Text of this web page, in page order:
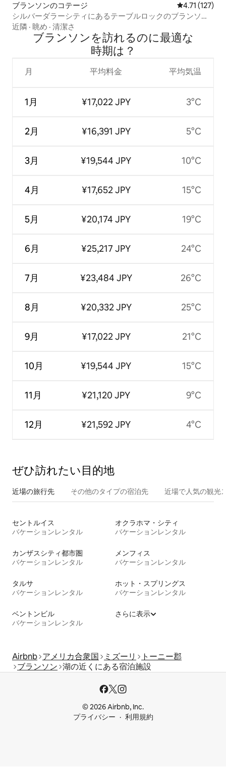
ブランソンのコテージ レビュー127
4.71 (127)
シルバーダラーシティにあるテーブルロックのブランソ
ン・キャビン
近隣 · 眺め · 清潔さ
ブランソンを訪⁠れ⁠るの⁠に最⁠適⁠な
時⁠期⁠は⁠？
月
1月
2月
3月
4月
5月
6月
7月
8月
9月
10月
11月
12月
平均料金
¥17,022 JPY
¥16,391 JPY
¥19,544 JPY
¥17,652 JPY
¥20,174 JPY
¥25,217 JPY
¥23,484 JPY
¥20,332 JPY
¥17,022 JPY
¥19,544 JPY
¥21,120 JPY
¥21,592 JPY
平均気温
3°C
5°C
10°C
15°C
19°C
24°C
26°C
25°C
21°C
15°C
9°C
4°C
ぜひ訪⁠れ⁠た⁠い目⁠的⁠地
近場の旅行先 その他のタ⁠イ⁠プ⁠の宿⁠泊⁠先 近場で人気の観光
セントルイス
バケーションレンタル
オクラホマ・シティ
バケーションレンタル
カンザスシティ都市圏
バケーションレンタル
メンフィス
バケーションレンタル
タルサ
バケーションレンタル
ホット・スプリングス
バケーションレンタル
ベントンビル
バケーションレンタル
さらに表示
Airbnb アメリカ合衆国 ミズーリ
トーニー郡
ブランソン 湖の近くにある宿泊施設
© 2026 Airbnb, Inc.
プライバシー
利用規約